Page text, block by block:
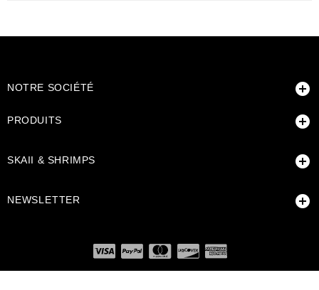
NOTRE SOCIÉTÉ 
PRODUITS 
SKAII & SHRIMPS 
NEWSLETTER 